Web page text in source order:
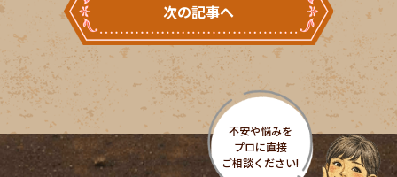
次の記事へ